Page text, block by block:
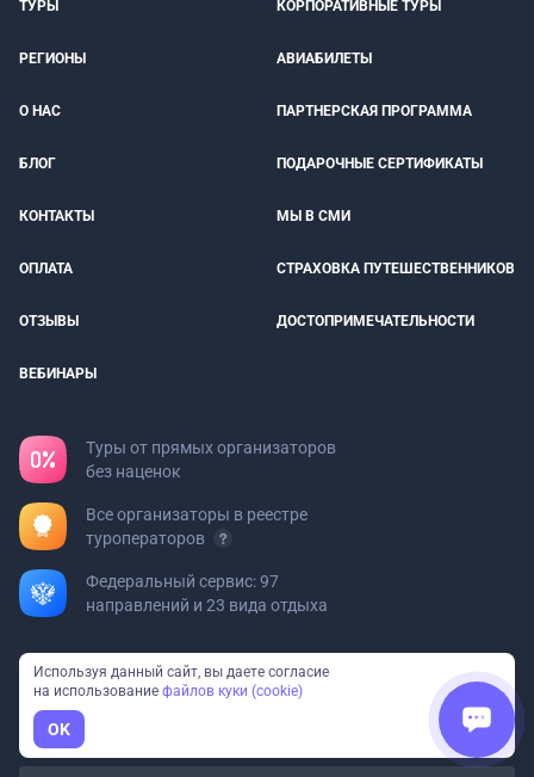
ТУРЫ КОРПОРАТИВНЫЕ ТУРЫ
РЕГИОНЫ АВИАБИЛЕТЫ
О НАС ПАРТНЕРСКАЯ ПРОГРАММА
БЛОГ ПОДАРОЧНЫЕ СЕРТИФИКАТЫ
КОНТАКТЫ МЫ В СМИ
ОПЛАТА СТРАХОВКА ПУТЕШЕСТВЕННИКОВ
ОТЗЫВЫ ДОСТОПРИМЕЧАТЕЛЬНОСТИ
ВЕБИНАРЫ
Туры от прямых организаторов
без наценок
Все организаторы в реестре
туроператоров
Федеральный сервис: 97
направлений и 23 вида отдыха
Турфирмам
Хотите добавить свой тур?
Пишите на
Используя данный сайт, вы даете согласие
на использование файлов куки (cookie)
OK